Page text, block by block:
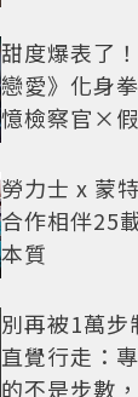
甜度爆表了
戀愛》化身
憶檢察官×
勞力士 x 蒙
合作相伴25
本質
別再被1萬步
直覺行走：
的不是步數